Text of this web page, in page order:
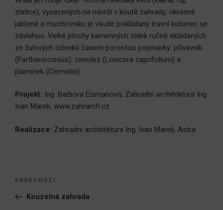
zlatice), vysazených na návrší v koutě zahrady, okrasné
jabloně a muchovníku je všude pokládaný travní koberec se
závlahou. Velké plochy kamenných zídek ručně skládaných
ze žulových odseků časem porostou popínavky: přísavník
(Parthenocissus), zimolez (Lonicera caprifolium) a
plamínek (Clematis).
Projekt: Ing. Barbora Eismanová, Zahradní architektura Ing.
Ivan Marek, www.zahrarch.cz
Realizace: Zahradní architektura Ing. Ivan Marek, Astra
Navigace
příspěvek
Předchozí
příspěvek
PŘEDCHOZÍ
Kouzelná zahrada